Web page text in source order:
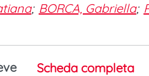
; BORCA, Gabriella;
Scheda completa